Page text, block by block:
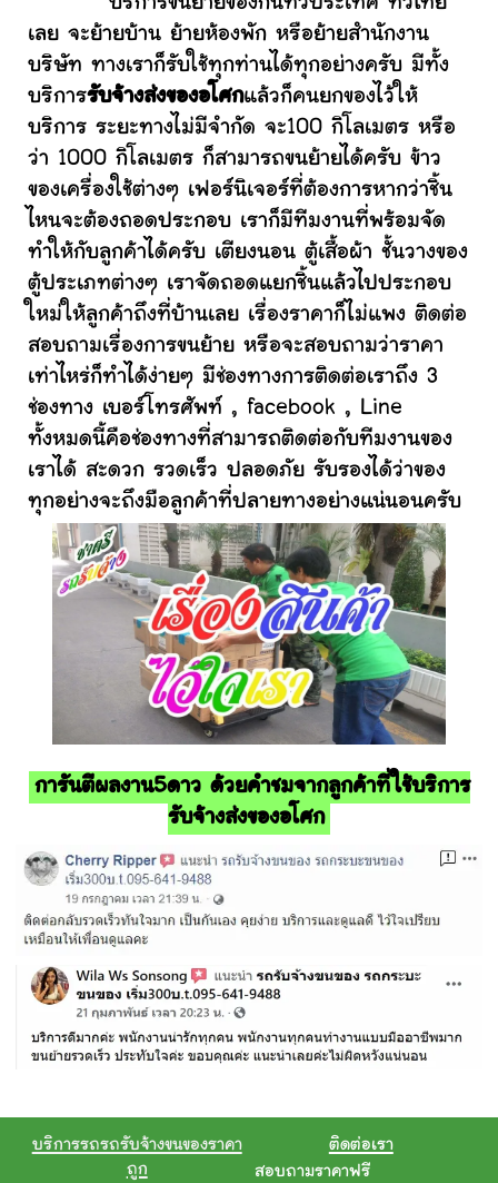
เลย จะย้ายบ้าน ย้ายห้องพัก หรือย้ายสำนักงาน
บริษัท ทางเราก็รับใช้ทุกท่านได้ทุกอย่างครับ มีทั้ง
บริการรับจ้างส่งของอโศกแล้วก็คนยกของไว้ให้
บริการ ระยะทางไม่มีจำกัด จะ100 กิโลเมตร หรือ
ว่า 1000 กิโลเมตร ก็สามารถขนย้ายได้ครับ ข้าว
ของเครื่องใช้ต่างๆ เฟอร์นิเจอร์ที่ต้องการหากว่าชิ้น
ไหนจะต้องถอดประกอบ เราก็มีทีมงานที่พร้อมจัด
ทำให้กับลูกค้าได้ครับ เตียงนอน ตู้เสื้อผ้า ชั้นวางของ
ตู้ประเภทต่างๆ เราจัดถอดแยกชิ้นแล้วไปประกอบ
ใหม่ให้ลูกค้าถึงที่บ้านเลย เรื่องราคาก็ไม่แพง ติดต่อ
สอบถามเรื่องการขนย้าย หรือจะสอบถามว่าราคา
เท่าไหร่ก็ทำได้ง่ายๆ มีช่องทางการติดต่อเราถึง 3
ช่องทาง เบอร์โทรศัพท์ , facebook , Line
ทั้งหมดนี้คือช่องทางที่สามารถติดต่อกับทีมงานของ
เราได้ สะดวก รวดเร็ว ปลอดภัย รับรองได้ว่าของ
ทุกอย่างจะถึงมือลูกค้าที่ปลายทางอย่างแน่นอนครับ
การันตีผลงาน5ดาว ด้วยคำชมจากลูกค้าที่ใช้บริการ
รับจ้างส่งของอโศก
บริการรถรถรับจ้างขนของราคา
ถูก
ติดต่อเรา
สอบถามราคาฟรี